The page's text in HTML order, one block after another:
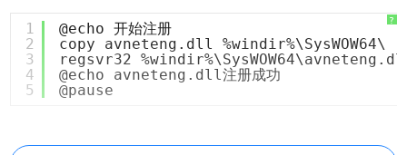
?
1
2
3
4
5
@echo 开始注册
copy avneteng.dll %windir%\SysWOW64\
regsvr32
@echo avneteng.dll注册成功
@pause